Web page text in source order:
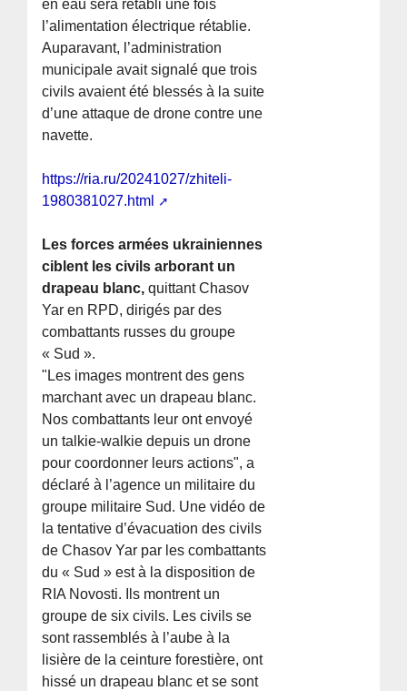
en eau sera rétabli une fois
l’alimentation électrique rétablie.
Auparavant, l’administration
municipale avait signalé que trois
civils avaient été blessés à la suite
d’une attaque de drone contre une
navette.
https://ria.ru/20241027/zhiteli-
1980381027.html
Les forces armées ukrainiennes
ciblent les civils arborant un
drapeau blanc,quittant Chasov
Yar en RPD, dirigés par des
combattants russes du groupe
« Sud ».
"Les images montrent des gens
marchant avec un drapeau blanc.
Nos combattants leur ont envoyé
un talkie-walkie depuis un drone
pour coordonner leurs actions", a
déclaré à l’agence un militaire du
groupe militaire Sud. Une vidéo de
la tentative d’évacuation des civils
de Chasov Yar par les combattants
du « Sud » est à la disposition de
RIA Novosti. Ils montrent un
groupe de six civils. Les civils se
sont rassemblés à l’aube à la
lisière de la ceinture forestière, ont
hissé un drapeau blanc et se sont